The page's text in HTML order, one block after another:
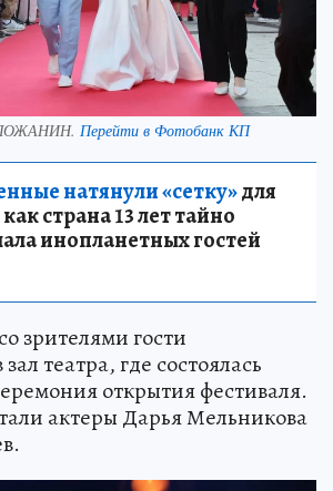
Перейти в Фотобанк КП
натянули «сетку»для
страна 13 лет тайно
инопланетных гостей
зрителями гости
театра, где состоялась
открытия фестиваля.
актеры Дарья Мельникова